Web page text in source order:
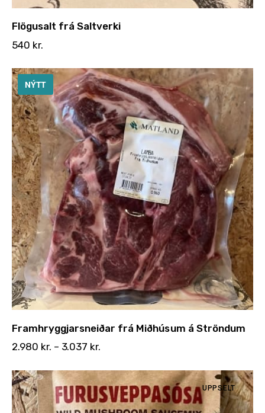
Flögusalt frá Saltverki
540 kr.
NÝTT
Framhryggjarsneiðar frá Miðhúsum á Ströndum
2.980 kr. – 3.037 kr.
UPPSELT